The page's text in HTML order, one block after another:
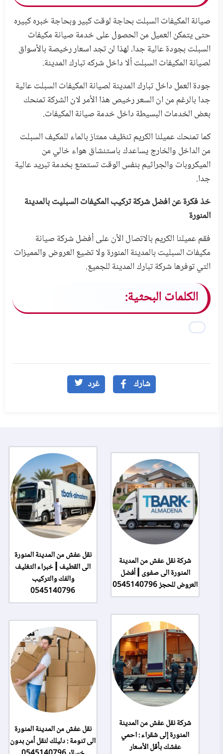
صيانة المكيفات السبلت بحاجة لوقت كبير وبحاجة خبره كبيره
حتى يتمكن العميل من الحصول على خدمة صيانة مكيفات
السبلت بجودة عالية جدا، لهذا لن تجد اسعار رخيصة بالأسواق
لصيانة المكيفات السبلت ألا داخل شركه تبارك المدينة.
جودة العمل داخل تبارك المدينة لصيانة المكيفات السبلت عالية
جدا بالرغم من ان السعر رخيص هذا الأمر لان الشركة تمنحك
بعض الخدمات البسيطة داخل خدمة صيانة المكيفات.
كما تمنحك عميلنا الكريم تنظيف ممتاز بالماء للمكيف السبلت
من الداخل والخارج يساعدك باستنشاق هواء خالي من
الميكروبات والجراثيم بنفس الوقت تستمتع بخدمة تبريد عالية
جدا.
خذ فكرة عن افضلشركة تركيب المكيفات السبليت بالمدينة
المنورة
فقم عميلنا الكريم بالاتصال الأن على أفضل شركة صيانة
مكيفات السبليت بالمدينة المنورة ولا تضيع العروض والمميزات
التي توفرها شركة تبارك المدينة للجميع.
الكلمات البحثية:
شارك غرد
شركة نقل عفش من المدينة
المنورة الى صفوى | أفضل
العروض للحجز 0545140796
نقل عفش من المدينة المنورة
الى القطيف | خبراء التغليف
والفك والتركيب
0545140796
شركة نقل عفش من المدينة
المنورة إلى شقراء : احمي
عفشك بأقل الأسعار
نقل عفش من المدينة المنورة
الى تنومة : دليلك لنقل أمن بدون